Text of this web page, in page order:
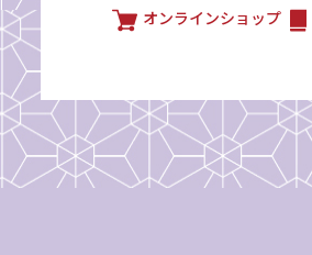
オンラインショップ